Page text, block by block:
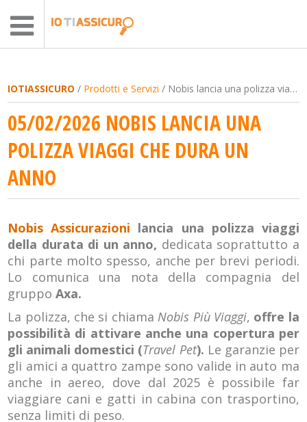
IOTIASSICURO / Prodotti e Servizi / Nobis lancia una polizza viaggi che dura un anno
05/02/2026 NOBIS LANCIA UNA
POLIZZA VIAGGI CHE DURA UN
ANNO
Nobis Assicurazioni lancia una polizza viaggi
della durata di un anno, dedicata soprattutto a
chi parte molto spesso, anche per brevi periodi.
Lo comunica una nota della compagnia del
gruppoAxa.
La polizza, che si chiama Nobis Più Viaggi, offre la
possibilità di attivare anche una copertura per
gli animali domestici (Travel Pet). Le garanzie per
gli amici a quattro zampe sono valide in auto ma
anche in aereo, dove dal 2025 è possibile far
viaggiare cani e gatti in cabina con trasportino,
senza limiti di peso.